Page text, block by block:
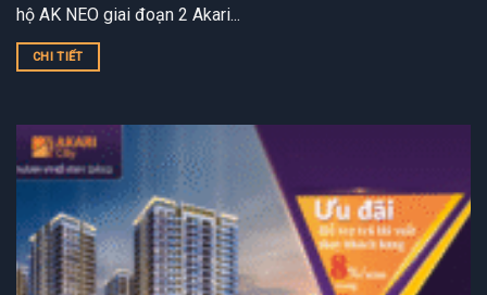
hộ AK NEO giai đoạn 2 Akari...
CHI TIẾT